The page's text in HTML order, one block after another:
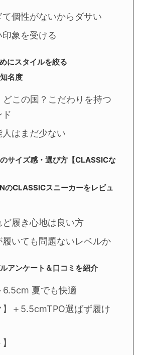
て個性がないからダサい
象を受ける
にスタイルを絞る
名度
この国？こだわりを持つ
ド
はまだ少ない
サイズ感・選び方【CLASSICな
のCLASSICスニーカーをレビュ
履き心地は良い方
いても問題ないレベルか
アンケート＆口コミを紹介
6.5cm 夏でも快適
】＋5.5cmTPO選ばず履け